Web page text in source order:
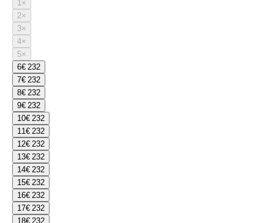
1×
2×
3×
4×
5×
6€ 232
7€ 232
8€ 232
9€ 232
10€ 232
11€ 232
12€ 232
13€ 232
14€ 232
15€ 232
16€ 232
17€ 232
18€ 232